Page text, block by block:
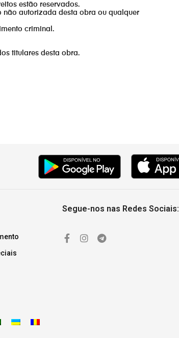
estão reservados.
autorizada desta obra ou qualquer
criminal.
titulares desta obra.
Segue-nos nas Redes Sociais: